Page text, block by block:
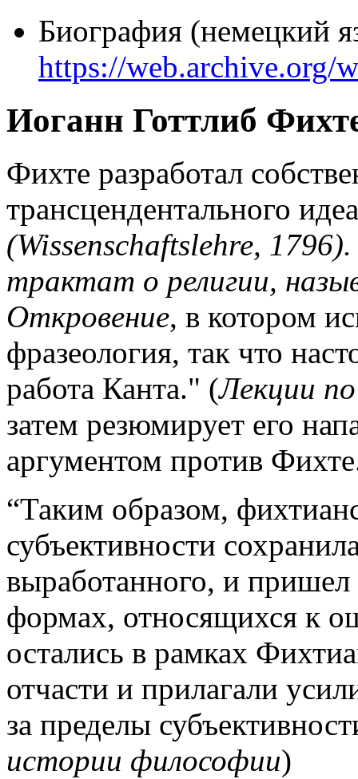
Биография (немецкий
https://web.archive.org/
Иоганн Готтлиб
Фихте разработал
трансцендентального
(Wissenschaftslehre,
трактат о религии,
Откровение, в котором
фразеология, так что
работа Канта." (Лекции
затем резюмирует его
аргументом против
“Таким образом,
субъективности
выработанного, и пришел
формах, относящихся к
остались в рамках
отчасти и прилагали
за пределы
истории философии)